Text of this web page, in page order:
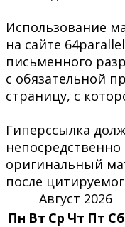
Использование
на сайте
письменного
с обязательной
страницу, с
Гиперссылка
оригинальный
после
Август 2026
Пн Вт Ср Чт Пт Сб